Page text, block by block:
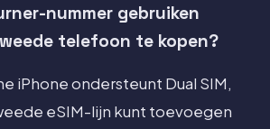
nummer gebruiken
telefoon te kopen?
iPhone ondersteunt Dual SIM,
eSIM-lijn kunt toevoegen